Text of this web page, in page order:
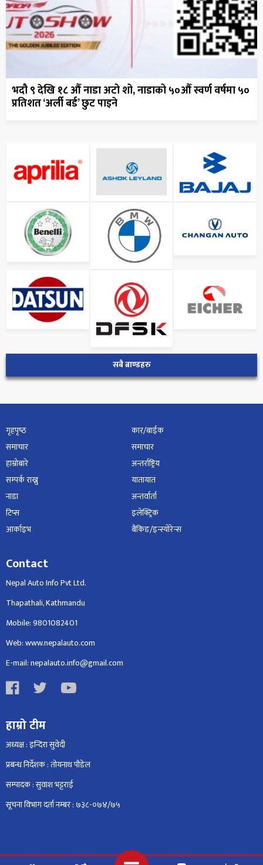
भदौ ९ देखि १८ औँ नाडा अटो शो, नाडाको ५०औँ स्वर्ण वर्षमा ५०
प्रतिशत ‘अर्ली बर्ड’ छुट पाइने
सबै ब्राण्डहरु
गृहपृष्‍ठ
समाचार
हाम्रोबारे
सम्पर्क राख्नु
नाडा
टिप्स
आर्काइभ
कार/बाईक
समाचार
अन्तर्राष्ट्रिय
यातायात
अन्तर्वार्ता
इलेक्ट्रिक
बैंकिङ/इन्स्योरेन्स
Contact
Nepal Auto Info Pvt Ltd.
Thapathali, Kathmandu
Mobile: 9801082401
Web: www.nepalauto.com
E-mail: nepalauto.info@gmail.com
हाम्रो टीम
अध्यक्ष : इन्दिरा सुवेदी
प्रबन्ध निर्देशक : तोयनाथ पौडेल
सम्पादक : सुवाश भट्टराई
सूचना विभाग दर्ता नम्बर : ७३८-०७४/७५